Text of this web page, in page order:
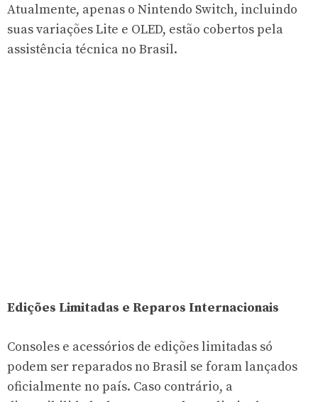
Atualmente, apenas o Nintendo Switch, incluindo
suas variações Lite e OLED, estão cobertos pela
assistência técnica no Brasil.
Edições Limitadas e Reparos Internacionais
Consoles e acessórios de edições limitadas só
podem ser reparados no Brasil se foram lançados
oficialmente no país. Caso contrário, a